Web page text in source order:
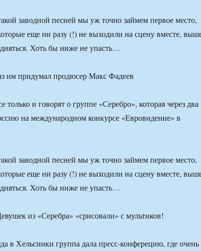
заводной песней мы уж точно займем первое место,
еще ни разу (!) не выходили на сцену вместе,
Хоть бы ниже не упасть…
им придумал продюсер Макс Фадеев
только и говорят о группе «Серебро», которая через два
на международном конкурсе «Евровидение» в
заводной песней мы уж точно займем первое место,
еще ни разу (!) не выходили на сцену вместе,
Хоть бы ниже не упасть…
в Хельсинки группа дала пресс-конферецию, где очень